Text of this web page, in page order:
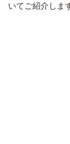
いてご紹介しま